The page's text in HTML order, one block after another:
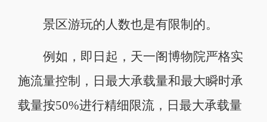
景区游玩的人数也是有限制的。
例如，即日起，天一阁博物院严格实
施流量控制，日最大承载量和最大瞬时承
载量按50%进行精细限流，日最大承载量